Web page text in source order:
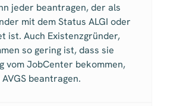
jeder beantragen, der als
mit dem Status ALGI oder
ist. Auch Existenzgründer,
so gering ist, dass sie
vom JobCenter bekommen,
beantragen.